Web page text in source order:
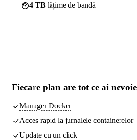
4 TB lățime de bandă
Fiecare plan are tot ce ai nevoie
Manager Docker
Acces rapid la jurnalele containerelor
Update cu un click